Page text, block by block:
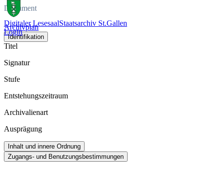
Digitaler LesesaalStaatsarchiv St.Gallen
Login
Dokument
Archivplan
Identifikation
Titel
Signatur
Stufe
Entstehungszeitraum
Archivalienart
Ausprägung
Inhalt und innere Ordnung
Zugangs- und Benutzungsbestimmungen